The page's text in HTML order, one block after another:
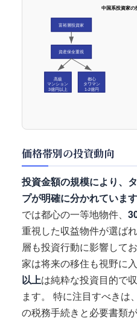
中国系投資家の
富裕層投資家
資産保全重視
高級
マンション
3億円以上
都心
タワマン
1-2億円
価格帯別の投資動向
投資金額の規模により、
プが明確に分かれています
では都心の一等地物件、
重視した収益物件が選ば
層も投資行動に影響してお
家は将来の移住も視野に
以上は純粋な投資目的で
ます。 特に注目すべきは
の税務手続きと必要書類